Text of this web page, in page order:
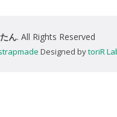
ん. All Rights Reserved
Designed bytoriR